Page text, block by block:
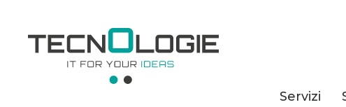
Servizi